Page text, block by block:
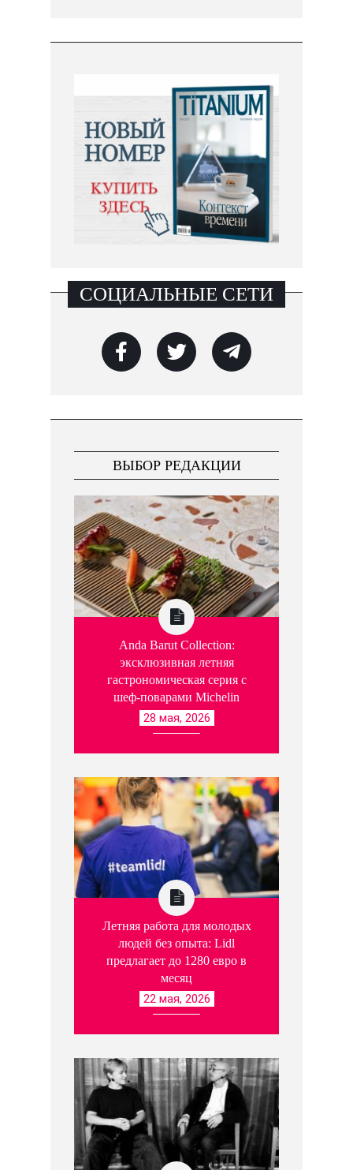
СОЦИАЛЬНЫЕ СЕТИ
ВЫБОР РЕДАКЦИИ
Anda Barut Collection:
эксклюзивная летняя
гастрономическая серия с
шеф-поварами Michelin
28 мая, 2026
Летняя работа для молодых
людей без опыта: Lidl
предлагает до 1280 евро в
месяц
22 мая, 2026